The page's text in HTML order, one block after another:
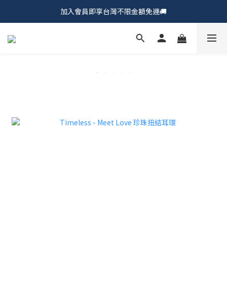
𝗖𝗵𝘂𝗠𝗘 𝗗𝗢𝗧｜新品上市𝟵𝟱折🍩
加入會員即享台灣不限金額免運🚚
𝗖𝗵𝘂𝗠𝗘 𝗗𝗢𝗧｜新品上市𝟵𝟱折🍩